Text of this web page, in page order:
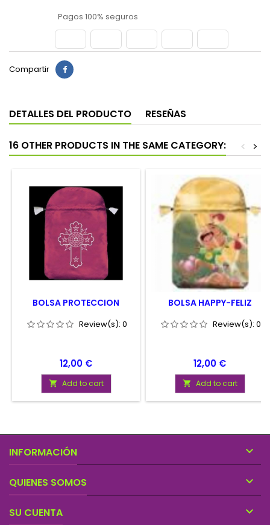
Pagos 100% seguros
Compartir
DETALLES DEL PRODUCTO RESEÑAS
16 OTHER PRODUCTS IN THE SAME CATEGORY: >
<
BOLSA PROTECCION
Review(s): 0
Price
12,00 €
 Add to cart
BOLSA HAPPY-FELIZ
Review(s): 0
Price
12,00 €
 Add to cart
INFORMACIÓN 
QUIENES SOMOS 
SU CUENTA 